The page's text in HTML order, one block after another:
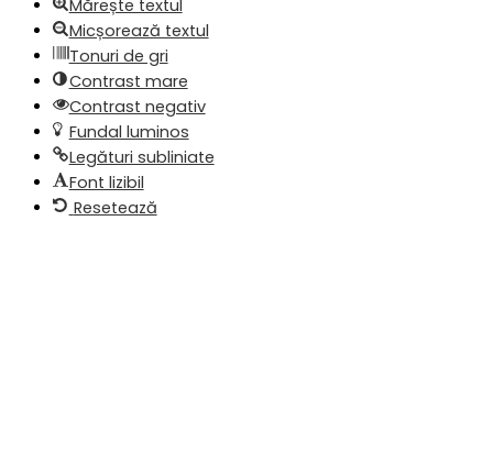
Mărește textul
Micșorează textul
Tonuri de gri
Contrast mare
Contrast negativ
Fundal luminos
Legături subliniate
Font lizibil
Resetează